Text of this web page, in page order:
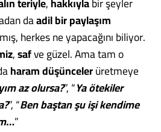
daadilbirpaylaşım
herkes ne yapacağını biliyor.
,safve güzel. Ama tam o
haramdüşüncelerüretmeye
az olursa?”, “Ya ötekiler
”, “Ben baştan şu işi kendime
”